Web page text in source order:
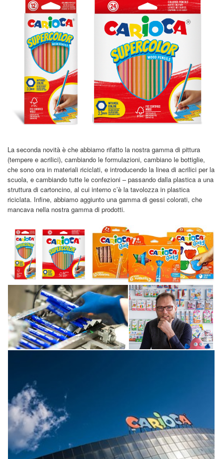
La seconda novità è che abbiamo rifatto la nostra gamma di pittura
(tempere e acrilici), cambiando le formulazioni, cambiano le bottiglie,
che sono ora in materiali riciclati, e introducendo la linea di acrilici per la
scuola, e cambiando tutte le confezioni – passando dalla plastica a una
struttura di cartoncino, al cui interno c’è la tavolozza in plastica
riciclata. Infine, abbiamo aggiunto una gamma di gessi colorati, che
mancava nella nostra gamma di prodotti.